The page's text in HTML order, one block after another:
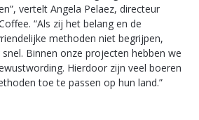
vertelt Angela Pelaez, directeur
“Als zij het belang en de
methoden niet begrijpen,
Binnen onze projecten hebben we
Hierdoor zijn veel boeren
toe te passen op hun land.”